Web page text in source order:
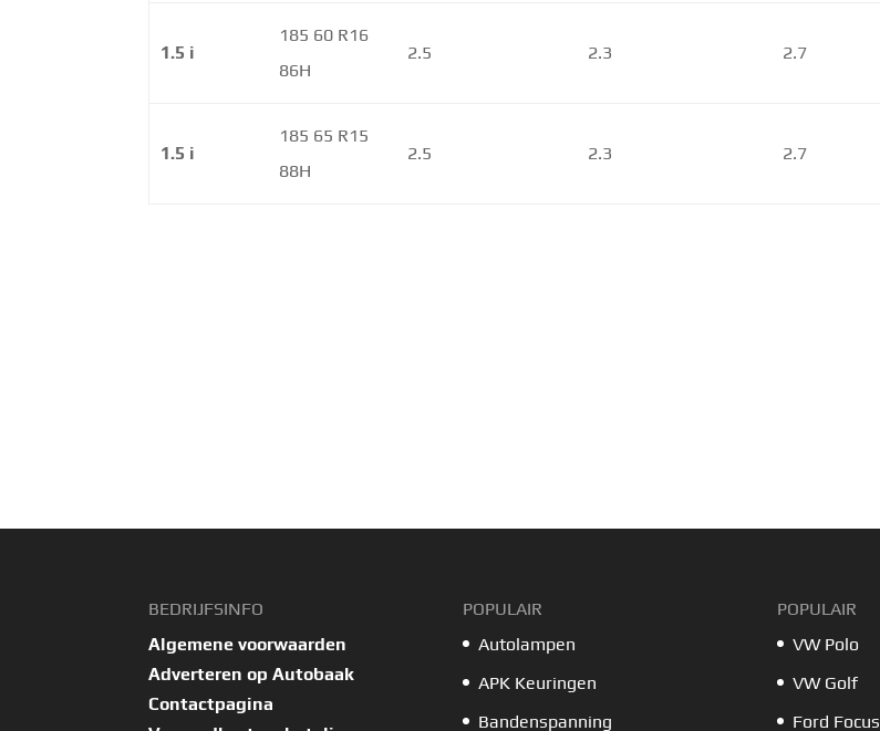
1.5 i
185 60 R16
86H
2.5 2.3 2.7
1.5 i
185 65 R15
88H
2.5 2.3 2.7
BEDRIJFSINFO
Algemene voorwaarden
Adverteren op Autobaak
Contactpagina
POPULAIR
Autolampen
APK Keuringen
Bandenspanning
POPULAIR
VW Polo
VW Golf
Ford Focus